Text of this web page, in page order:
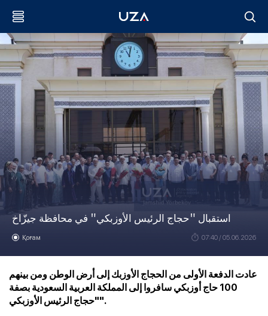
استقبال "حجاج الرئيس الأوزبكي" في محافظة جيزّاخ
Қоғам 07:40 / 05.06.2026
عادت الدفعة الأولى من الحجاج الأوزبك إلى أرض الوطن ومن بينهم
100 حاج أوزبكي سافروا إلى المملكة العربية السعودية بصفة
"حجاج الرئيس الأوزبكي".